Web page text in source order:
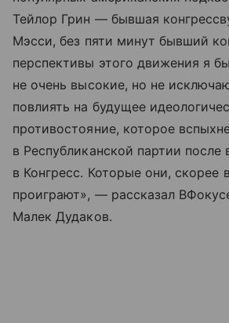
Тейлор Грин — бывшая
Мэсси, без пяти минут бывший
перспективы этого движения я
не очень высокие, но не
повлиять на будущее
противостояние, которое
в Республиканской партии после
в Конгресс. Которые они, скорее
проиграют», — рассказал
Малек Дудаков.